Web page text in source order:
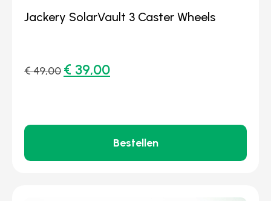
Jackery SolarVault 3 Caster Wheels
€49,00 € 39,00
Bestellen